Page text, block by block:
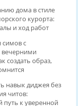
дома в стиле
курорта:
и ход работ
симов с
вечерними
создать образ,
навык диджея без
читов:
путь к уверенной